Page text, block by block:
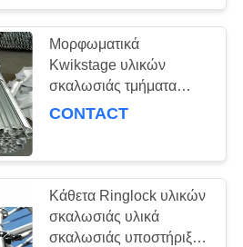
48.3×48.3MM
Μορφωματικά
Kwikstage υλικών
σκαλωσιάς τμήματα
σκηνικών υλικών
CONTACT
Κάθετα Ringlock υλικών
σκαλωσιάς υλικά
σκαλωσιάς υποστήριξης